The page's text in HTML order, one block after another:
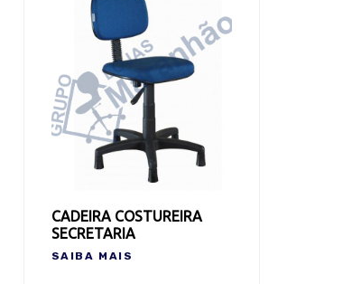
CADEIRA COSTUREIRA
SECRETARIA
SAIBA MAIS